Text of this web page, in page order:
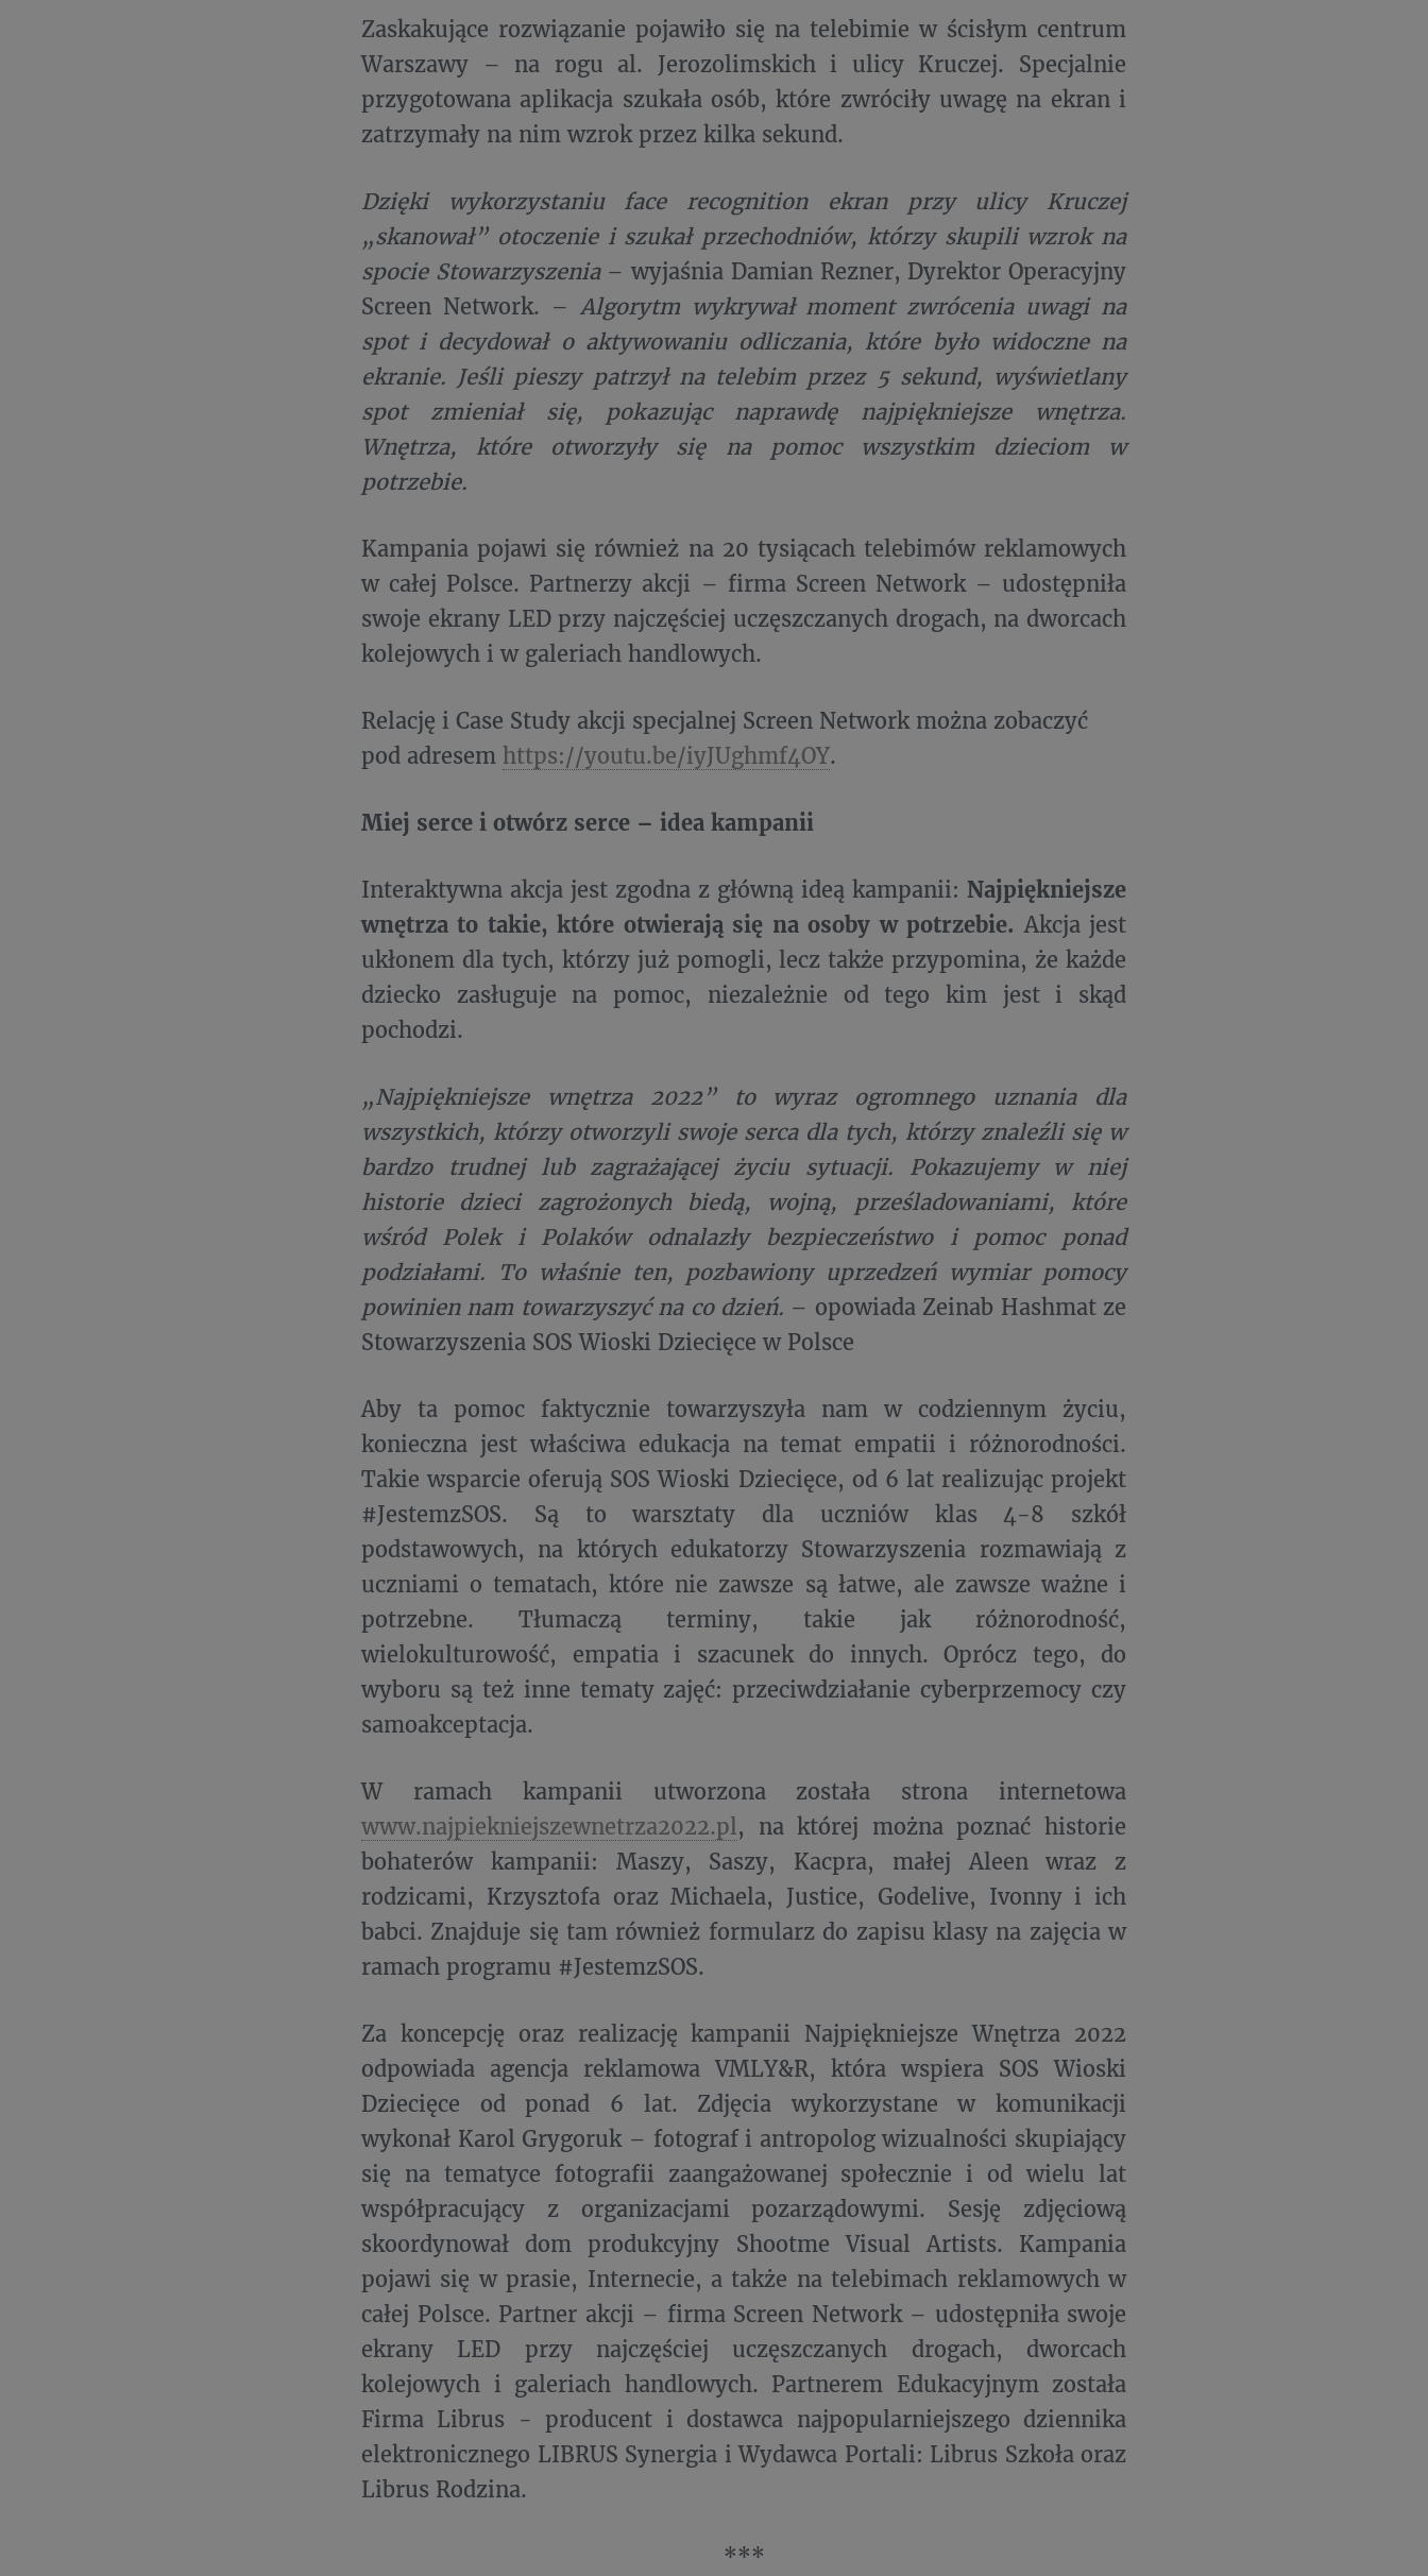
Zaskakujące rozwiązanie pojawiło się na telebimie w ścisłym centrum
Warszawy – na rogu al. Jerozolimskich i ulicy Kruczej. Specjalnie
przygotowana aplikacja szukała osób, które zwróciły uwagę na ekran i
zatrzymały na nim wzrok przez kilka sekund.
Dzięki wykorzystaniu face recognition ekran przy ulicy Kruczej
„skanował” otoczenie i szukał przechodniów, którzy skupili wzrok na
spocie Stowarzyszenia– wyjaśnia Damian Rezner, Dyrektor Operacyjny
Screen Network. – Algorytm wykrywał moment zwrócenia uwagi na
spot i decydował o aktywowaniu odliczania, które było widoczne na
ekranie. Jeśli pieszy patrzył na telebim przez 5 sekund, wyświetlany
spot zmieniał się, pokazując naprawdę najpiękniejsze wnętrza.
Wnętrza, które otworzyły się na pomoc wszystkim dzieciom w
potrzebie.
Kampania pojawi się również na 20 tysiącach telebimów reklamowych
w całej Polsce. Partnerzy akcji – firma Screen Network – udostępniła
swoje ekrany LED przy najczęściej uczęszczanych drogach, na dworcach
kolejowych i w galeriach handlowych.
Relację i Case Study akcji specjalnej Screen Network można zobaczyć
pod adresem https://youtu.be/iyJUghmf4OY.
Miej serce i otwórz serce – idea kampanii
Interaktywna akcja jest zgodna z główną ideą kampanii: Najpiękniejsze
wnętrza to takie, które otwierają się na osoby w potrzebie. Akcja jest
ukłonem dla tych, którzy już pomogli, lecz także przypomina, że każde
dziecko zasługuje na pomoc, niezależnie od tego kim jest i skąd
pochodzi.
„Najpiękniejsze wnętrza 2022” to wyraz ogromnego uznania dla
wszystkich, którzy otworzyli swoje serca dla tych, którzy znaleźli się w
bardzo trudnej lub zagrażającej życiu sytuacji. Pokazujemy w niej
historie dzieci zagrożonych biedą, wojną, prześladowaniami, które
wśród Polek i Polaków odnalazły bezpieczeństwo i pomoc ponad
podziałami. To właśnie ten, pozbawiony uprzedzeń wymiar pomocy
powinien nam towarzyszyć na co dzień. – opowiada Zeinab Hashmat ze
Stowarzyszenia SOS Wioski Dziecięce w Polsce
Aby ta pomoc faktycznie towarzyszyła nam w codziennym życiu,
konieczna jest właściwa edukacja na temat empatii i różnorodności.
Takie wsparcie oferują SOS Wioski Dziecięce, od 6 lat realizując projekt
#JestemzSOS. Są to warsztaty dla uczniów klas 4-8 szkół
podstawowych, na których edukatorzy Stowarzyszenia rozmawiają z
uczniami o tematach, które nie zawsze są łatwe, ale zawsze ważne i
potrzebne. Tłumaczą terminy, takie jak różnorodność,
wielokulturowość, empatia i szacunek do innych. Oprócz tego, do
wyboru są też inne tematy zajęć: przeciwdziałanie cyberprzemocy czy
samoakceptacja.
W ramach kampanii utworzona została strona internetowa
www.najpiekniejszewnetrza2022.pl, na której można poznać historie
bohaterów kampanii: Maszy, Saszy, Kacpra, małej Aleen wraz z
rodzicami, Krzysztofa oraz Michaela, Justice, Godelive, Ivonny i ich
babci. Znajduje się tam również formularz do zapisu klasy na zajęcia w
ramach programu #JestemzSOS.
Za koncepcję oraz realizację kampanii Najpiękniejsze Wnętrza 2022
odpowiada agencja reklamowa VMLY&R, która wspiera SOS Wioski
Dziecięce od ponad 6 lat. Zdjęcia wykorzystane w komunikacji
wykonał Karol Grygoruk – fotograf i antropolog wizualności skupiający
się na tematyce fotografii zaangażowanej społecznie i od wielu lat
współpracujący z organizacjami pozarządowymi. Sesję zdjęciową
skoordynował dom produkcyjny Shootme Visual Artists. Kampania
pojawi się w prasie, Internecie, a także na telebimach reklamowych w
całej Polsce. Partner akcji – firma Screen Network – udostępniła swoje
ekrany LED przy najczęściej uczęszczanych drogach, dworcach
kolejowych i galeriach handlowych. Partnerem Edukacyjnym została
Firma Librus - producent i dostawca najpopularniejszego dziennika
elektronicznego LIBRUS Synergia i Wydawca Portali: Librus Szkoła oraz
Librus Rodzina.
***